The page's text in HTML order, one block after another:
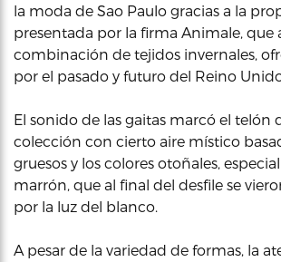
la moda de Sao Paulo gracias a la
presentada por la firma Animale, que
combinación de tejidos invernales,
por el pasado y futuro del Reino
El sonido de las gaitas marcó el telón
colección con cierto aire místico
gruesos y los colores otoñales,
marrón, que al final del desfile se
por la luz del blanco.
A pesar de la variedad de formas, la